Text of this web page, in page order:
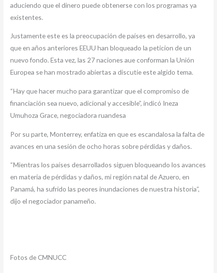
aduciendo que el dinero puede obtenerse con los programas ya
existentes.
Justamente este es la preocupación de países en desarrollo, ya
que en años anteriores EEUU han bloqueado la peticion de un
nuevo fondo. Esta vez, las 27 naciones aue conforman la Unión
Europea se han mostrado abiertas a discutie este algido tema.
“Hay que hacer mucho para garantizar que el compromiso de
financiación sea nuevo, adicional y accesible”, indicó Ineza
Umuhoza Grace, negociadora ruandesa
Por su parte, Monterrey, enfatiza en que es escandalosa la falta de
avances en una sesión de ocho horas sobre pérdidas y daños.
“Mientras los países desarrollados siguen bloqueando los avances
en materia de pérdidas y daños, mi región natal de Azuero, en
Panamá, ha sufrido las peores inundaciones de nuestra historia”,
dijo el negociador panameño.
Fotos de CMNUCC